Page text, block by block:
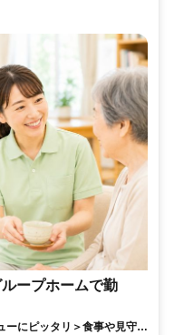
ープホームで勤
ーにピッタリ＞食事や見守り